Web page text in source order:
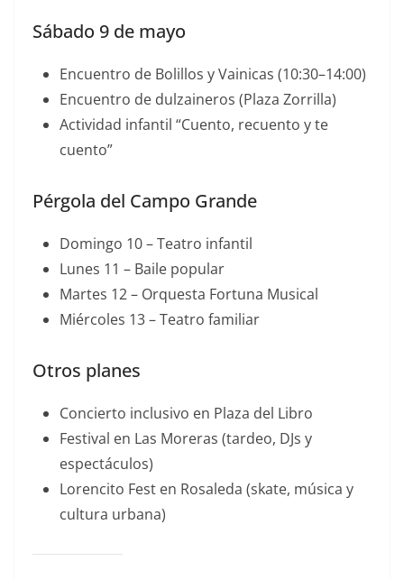
Sábado 9 de mayo
Encuentro de Bolillos y Vainicas (10:30–14:00)
Encuentro de dulzaineros (Plaza Zorrilla)
Actividad infantil “Cuento, recuento y te
cuento”
Pérgola del Campo Grande
Domingo 10 – Teatro infantil
Lunes 11 – Baile popular
Martes 12 – Orquesta Fortuna Musical
Miércoles 13 – Teatro familiar
Otros planes
Concierto inclusivo en Plaza del Libro
Festival en Las Moreras (tardeo, DJs y
espectáculos)
Lorencito Fest en Rosaleda (skate, música y
cultura urbana)